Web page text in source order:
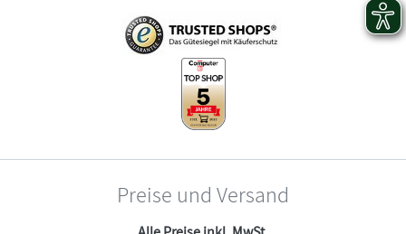
Preise und Versand